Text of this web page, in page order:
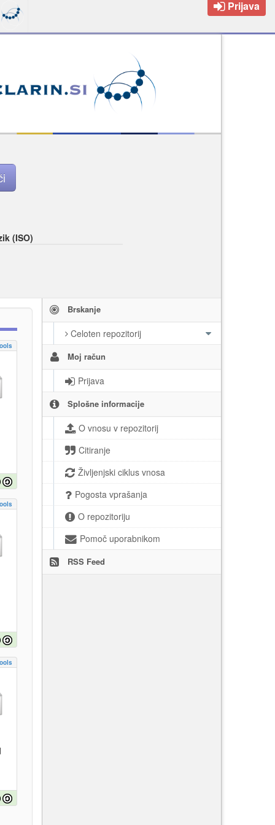
Prijava
(ISO)
Brskanje
Celoten repozitorij
Moj račun
Prijava
Splošne informacije
O vnosu v repozitorij
Citiranje
Življenjski ciklus vnosa
Pogosta vprašanja
O repozitoriju
Pomoč uporabnikom
RSS Feed